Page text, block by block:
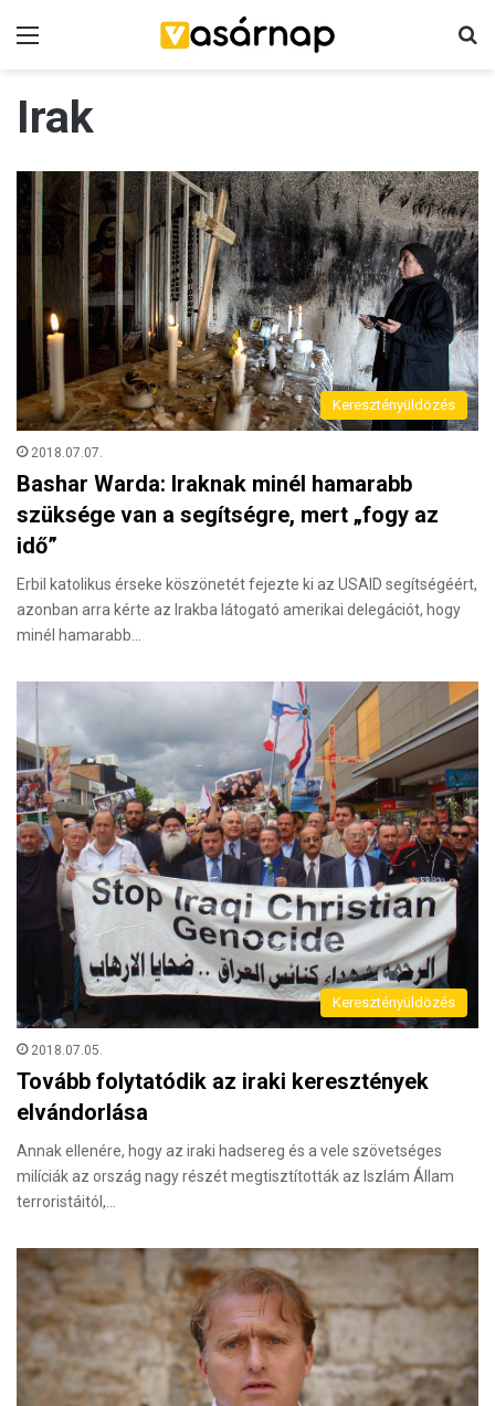
Irak
Keresztényüldözés
2018.07.07.
Bashar Warda: Iraknak minél hamarabb
szüksége van a segítségre, mert „fogy az
idő”
Erbil katolikus érseke köszönetét fejezte ki az USAID segítségéért,
azonban arra kérte az Irakba látogató amerikai delegációt, hogy
minél hamarabb…
Keresztényüldözés
2018.07.05.
Tovább folytatódik az iraki keresztények
elvándorlása
Annak ellenére, hogy az iraki hadsereg és a vele szövetséges
milíciák az ország nagy részét megtisztították az Iszlám Állam
terroristáitól,…